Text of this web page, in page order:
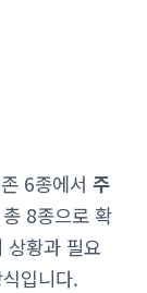
6종에서 주
8종으로 확
상황과 필요
입니다.